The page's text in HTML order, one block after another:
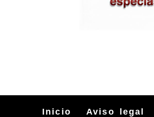
Inicio Aviso legal